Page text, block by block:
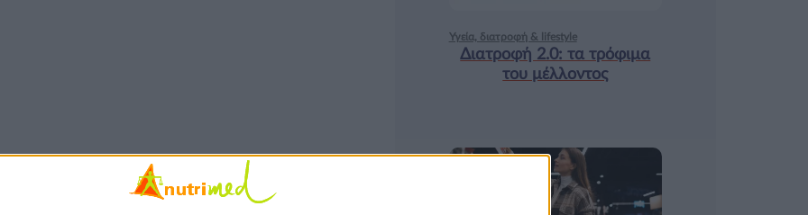
Υγεία, διατροφή & lifestyle
Διατροφή 2.0: τα τρόφιμα
του μέλλοντος